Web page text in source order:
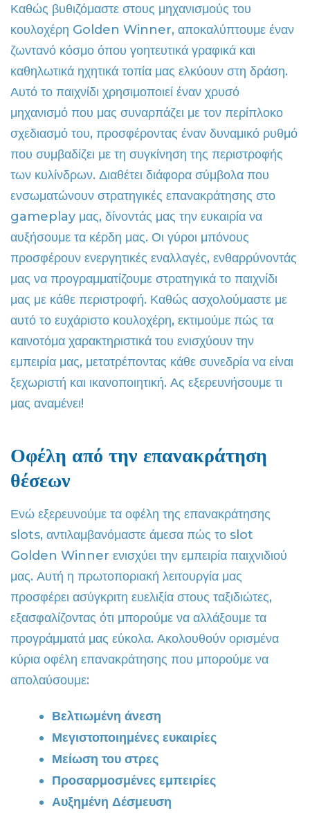
Καθώς βυθιζόμαστε στους μηχανισμούς του
κουλοχέρη Golden Winner, αποκαλύπτουμε έναν
ζωντανό κόσμο όπου γοητευτικά γραφικά και
καθηλωτικά ηχητικά τοπία μας ελκύουν στη δράση.
Αυτό το παιχνίδι χρησιμοποιεί έναν χρυσό
μηχανισμό που μας συναρπάζει με τον περίπλοκο
σχεδιασμό του, προσφέροντας έναν δυναμικό ρυθμό
που συμβαδίζει με τη συγκίνηση της περιστροφής
των κυλίνδρων. Διαθέτει διάφορα σύμβολα που
ενσωματώνουν στρατηγικές επανακράτησης στο
gameplay μας, δίνοντάς μας την ευκαιρία να
αυξήσουμε τα κέρδη μας. Οι γύροι μπόνους
προσφέρουν ενεργητικές εναλλαγές, ενθαρρύνοντάς
μας να προγραμματίζουμε στρατηγικά το παιχνίδι
μας με κάθε περιστροφή. Καθώς ασχολούμαστε με
αυτό το ευχάριστο κουλοχέρη, εκτιμούμε πώς τα
καινοτόμα χαρακτηριστικά του ενισχύουν την
εμπειρία μας, μετατρέποντας κάθε συνεδρία να είναι
ξεχωριστή και ικανοποιητική. Ας εξερευνήσουμε τι
μας αναμένει!
Οφέλη από την επανακράτηση
θέσεων
Ενώ εξερευνούμε τα οφέλη της επανακράτησης
slots, αντιλαμβανόμαστε άμεσα πώς το slot
Golden Winner ενισχύει την εμπειρία παιχνιδιού
μας. Αυτή η πρωτοποριακή λειτουργία μας
προσφέρει ασύγκριτη ευελιξία στους ταξιδιώτες,
εξασφαλίζοντας ότι μπορούμε να αλλάξουμε τα
προγράμματά μας εύκολα. Ακολουθούν ορισμένα
κύρια οφέλη επανακράτησης που μπορούμε να
απολαύσουμε:
Βελτιωμένη άνεση
Μεγιστοποιημένες ευκαιρίες
Μείωση του στρες
Προσαρμοσμένες εμπειρίες
Αυξημένη Δέσμευση